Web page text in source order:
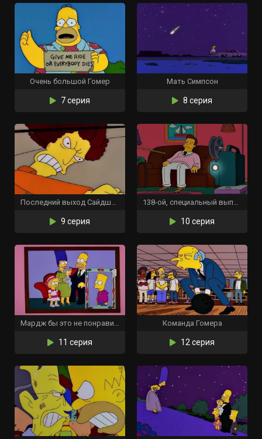
Очень большой Гомер
7 серия
Мать Симпсон
8 серия
Последний выход Сайдшоу Боба
9 серия
138-ой, специальный выпуск
10 серия
Мардж бы это не понравилось
11 серия
Команда Гомера
12 серия